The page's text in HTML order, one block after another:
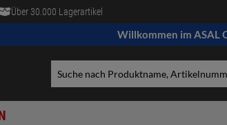
Über 30.000 Lagerartikel
Willkommen im ASAL